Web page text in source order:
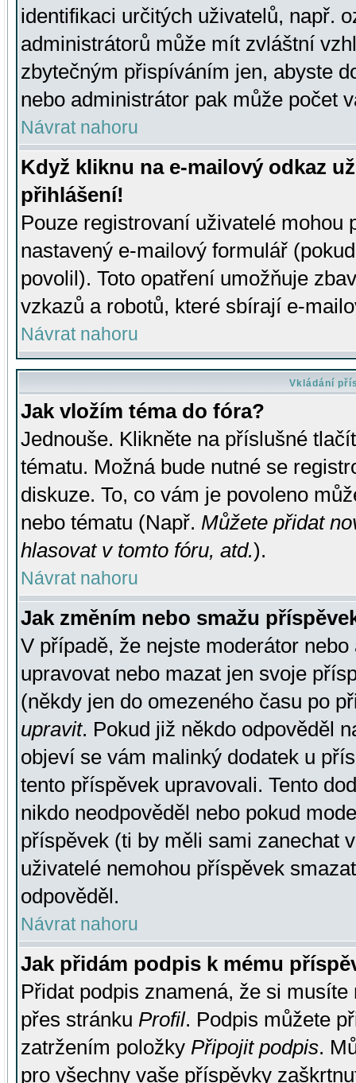
identifikaci určitých uživatelů, např.
administrátorů může mít zvláštní
zbytečným přispíváním jen, abyste
nebo administrátor pak může počet
Návrat nahoru
Když kliknu na e-mailový odkaz
přihlášení!
Pouze registrovaní uživatelé mohou
nastavený e-mailový formulář
povolil). Toto opatření umožňuje
vzkazů a robotů, které sbírají e-
Návrat nahoru
Vkládání
Jak vložím téma do fóra?
Jednouše. Klikněte na příslušné
tématu. Možná bude nutné se
diskuze. To, co vám je povoleno
nebo tématu (Např. Můžete přidat
hlasovat v tomto fóru, atd.).
Návrat nahoru
Jak změním nebo smažu
V případě, že nejste moderátor
upravovat nebo mazat jen svoje
(někdy jen do omezeného času po
upravit. Pokud již někdo odpověděl
objeví se vám malinký dodatek u
tento příspěvek upravovali. Tento
nikdo neodpověděl nebo pokud
příspěvek (ti by měli sami zanechat
uživatelé nemohou příspěvek
odpověděl.
Návrat nahoru
Jak přidám podpis k mému
Přidat podpis znamená, že si
přes stránku Profil. Podpis můžete
zatržením položky Připojit podpis.
pro všechny vaše příspěvky